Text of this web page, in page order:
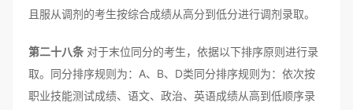
且服从调剂的考生按综合成绩从高分到低分进行调剂录取。
第二十八条 对于末位同分的考生，依据以下排序原则进行录
取。同分排序规则为：A、B、D类同分排序规则为：依次按
职业技能测试成绩、语文、政治、英语成绩从高到低顺序录